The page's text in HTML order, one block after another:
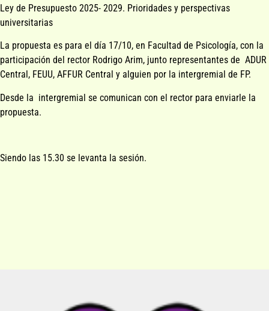
Ley de Presupuesto 2025- 2029. Prioridades y perspectivas
universitarias
La propuesta es para el día 17/10, en Facultad de Psicología, con la
participación del rector Rodrigo Arim, junto representantes de ADUR
Central, FEUU, AFFUR Central y alguien por la intergremial de FP.
Desde la intergremial se comunican con el rector para enviarle la
propuesta.
Siendo las 15.30 se levanta la sesión.